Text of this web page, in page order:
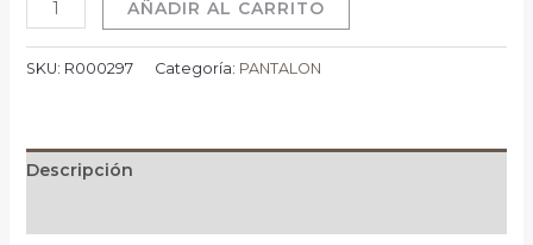
AÑADIR AL CARRITO
SKU: R000297 Categoría: PANTALON
Descripción